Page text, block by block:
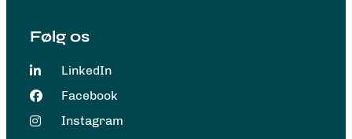
Følg os
LinkedIn
Facebook
Instagram